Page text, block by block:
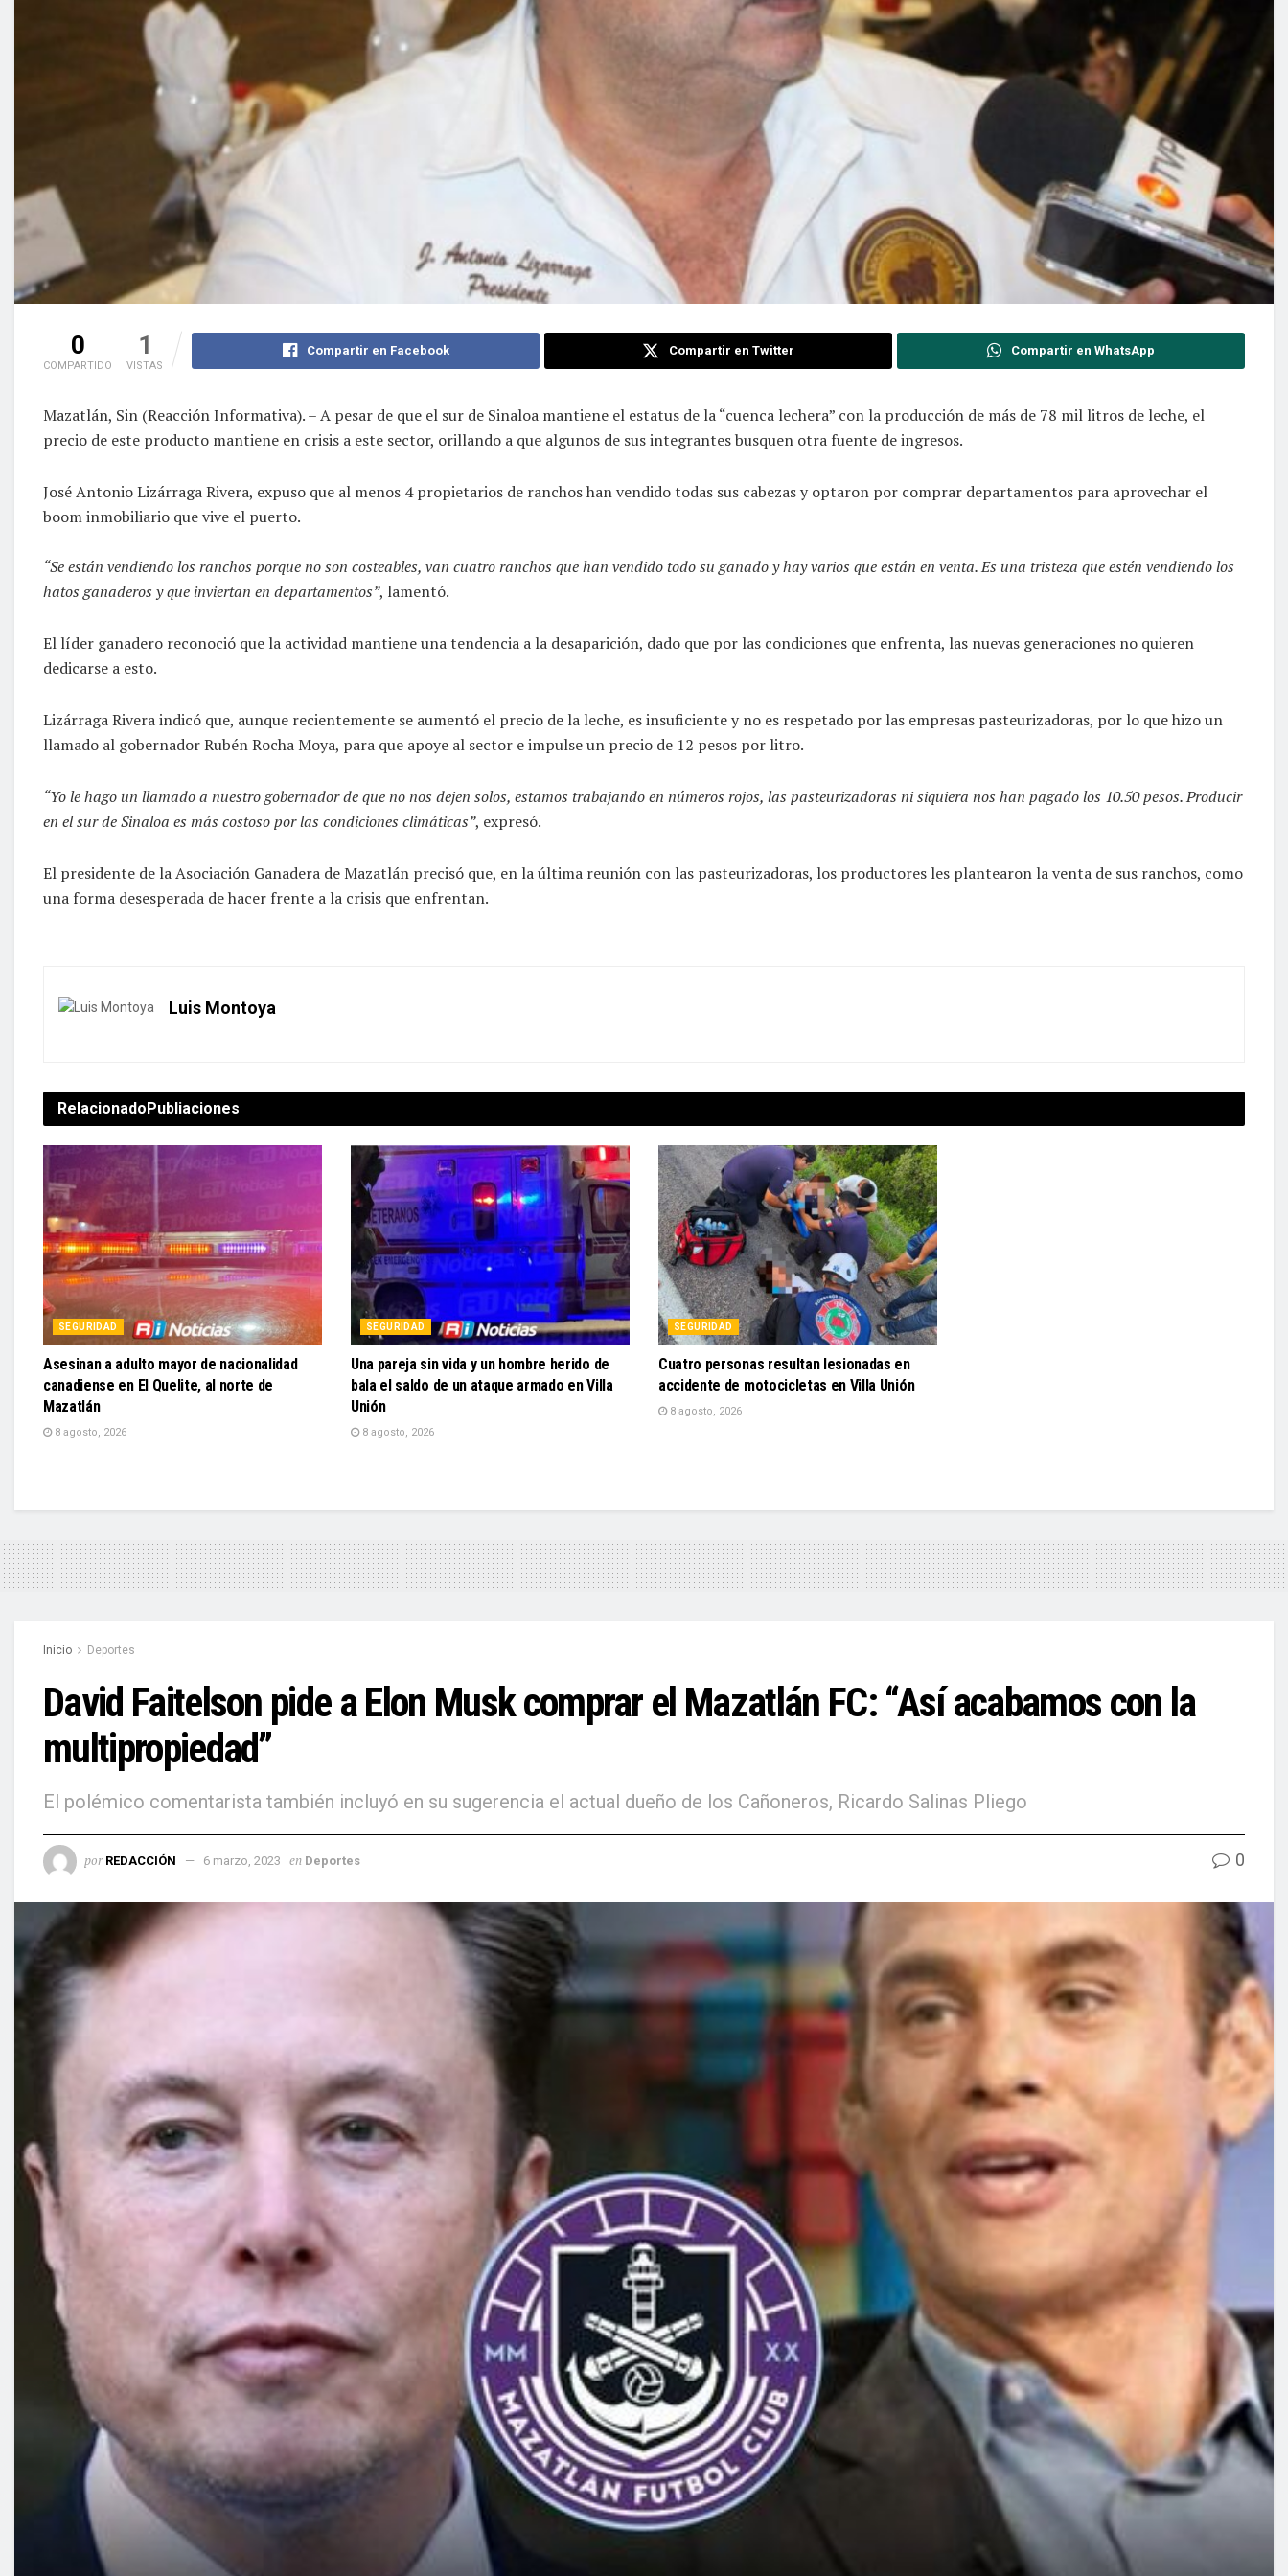
0
COMPARTIDO
1
VISTAS
Compartir en Facebook Compartir en Twitter Compartir en WhatsApp
Mazatlán, Sin (Reacción Informativa). – A pesar de que el sur de Sinaloa mantiene el estatus de la “cuenca lechera” con la producción de más de 78 mil litros de leche, el
precio de este producto mantiene en crisis a este sector, orillando a que algunos de sus integrantes busquen otra fuente de ingresos.
José Antonio Lizárraga Rivera, expuso que al menos 4 propietarios de ranchos han vendido todas sus cabezas y optaron por comprar departamentos para aprovechar el
boom inmobiliario que vive el puerto.
“Se están vendiendo los ranchos porque no son costeables, van cuatro ranchos que han vendido todo su ganado y hay varios que están en venta. Es una tristeza que estén vendiendo los
hatos ganaderos y que inviertan en departamentos”, lamentó.
El líder ganadero reconoció que la actividad mantiene una tendencia a la desaparición, dado que por las condiciones que enfrenta, las nuevas generaciones no quieren
dedicarse a esto.
Lizárraga Rivera indicó que, aunque recientemente se aumentó el precio de la leche, es insuficiente y no es respetado por las empresas pasteurizadoras, por lo que hizo un
llamado al gobernador Rubén Rocha Moya, para que apoye al sector e impulse un precio de 12 pesos por litro.
“Yo le hago un llamado a nuestro gobernador de que no nos dejen solos, estamos trabajando en números rojos, las pasteurizadoras ni siquiera nos han pagado los 10.50 pesos. Producir
en el sur de Sinaloa es más costoso por las condiciones climáticas”, expresó.
El presidente de la Asociación Ganadera de Mazatlán precisó que, en la última reunión con las pasteurizadoras, los productores les plantearon la venta de sus ranchos, como
una forma desesperada de hacer frente a la crisis que enfrentan.
Luis Montoya
RelacionadoPubliaciones
SEGURIDAD
Asesinan a adulto mayor de nacionalidad
canadiense en El Quelite, al norte de
Mazatlán
8 agosto, 2026
SEGURIDAD
Una pareja sin vida y un hombre herido de
bala el saldo de un ataque armado en Villa
Unión
8 agosto, 2026
SEGURIDAD
Cuatro personas resultan lesionadas en
accidente de motocicletas en Villa Unión
8 agosto, 2026
Inicio Deportes
David Faitelson pide a Elon Musk comprar el Mazatlán FC: “Así acabamos con la
multipropiedad”
El polémico comentarista también incluyó en su sugerencia el actual dueño de los Cañoneros, Ricardo Salinas Pliego
por REDACCIÓN 6 marzo, 2023 en Deportes 0